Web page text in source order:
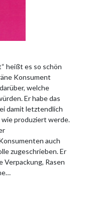
heißt es so schön
Konsument
welche
Er habe das
damit letztendlich
produziert werde.
auch
zugeschrieben. Er
Verpackung, Rasen